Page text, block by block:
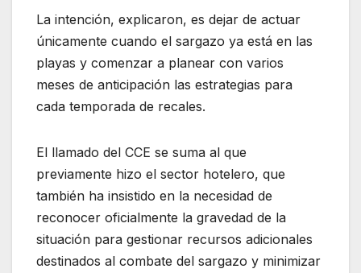
La intención, explicaron, es dejar de actuar
únicamente cuando el sargazo ya está en las
playas y comenzar a planear con varios
meses de anticipación las estrategias para
cada temporada de recales.
El llamado del CCE se suma al que
previamente hizo el sector hotelero, que
también ha insistido en la necesidad de
reconocer oficialmente la gravedad de la
situación para gestionar recursos adicionales
destinados al combate del sargazo y minimizar